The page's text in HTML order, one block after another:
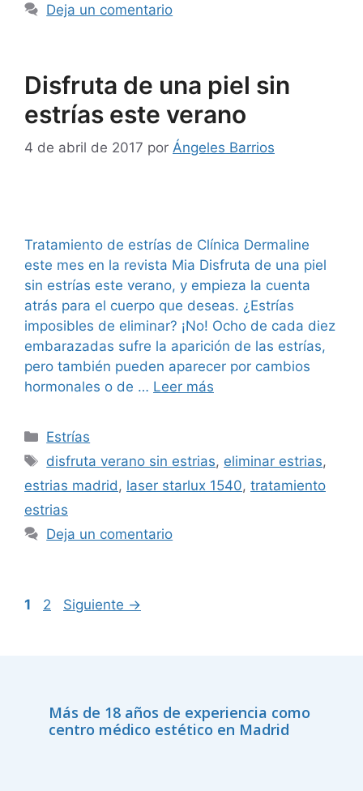
Deja un comentario
Disfruta de una piel sin
estrías este verano
4 de abril de 2017 por Ángeles Barrios
Tratamiento de estrías de Clínica Dermaline
este mes en la revista Mia Disfruta de una piel
sin estrías este verano, y empieza la cuenta
atrás para el cuerpo que deseas. ¿Estrías
imposibles de eliminar? ¡No! Ocho de cada diez
embarazadas sufre la aparición de las estrías,
pero también pueden aparecer por cambios
hormonales o de … Leer más
Estrías
disfruta verano sin estrias, eliminar estrias,
estrias madrid, laser starlux 1540, tratamiento
estrias
Deja un comentario
1 2 Siguiente →
Más de 18 años de experiencia como
centro médico estético en Madrid